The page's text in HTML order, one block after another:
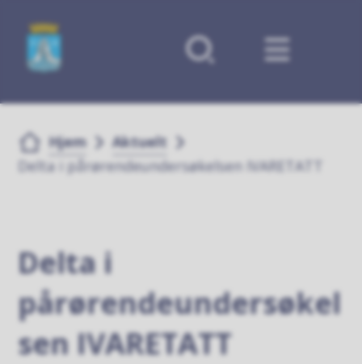
Forsiden
Du er her:
Hjem
Aktuelt
Delta i pårørendeundersøkelsen IVARETATT
Delta i
pårørendeundersøkel
sen IVARETATT